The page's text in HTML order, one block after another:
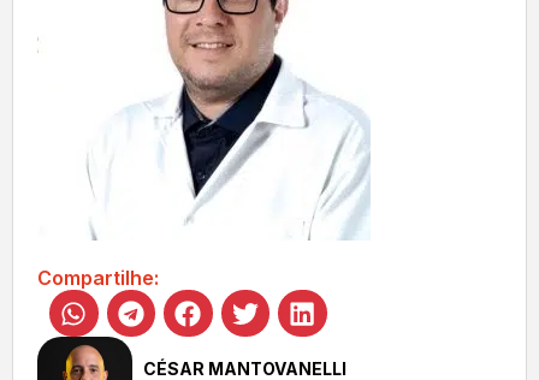
Compartilhe:
CÉSAR MANTOVANELLI